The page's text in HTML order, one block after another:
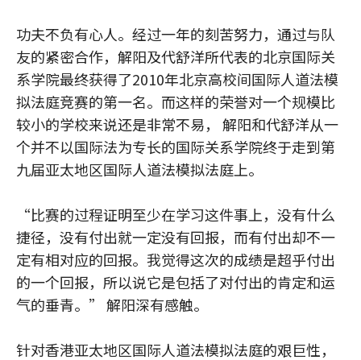
功夫不负有心人。经过一年的刻苦努力，通过与队
友的紧密合作，解阳及代舒洋所代表的北京国际关
系学院最终获得了2010年北京高校间国际人道法模
拟法庭竞赛的第一名。而这样的荣誉对一个规模比
较小的学校来说还是非常不易， 解阳和代舒洋从一
个并不以国际法为专长的国际关系学院终于走到第
九届亚太地区国际人道法模拟法庭上。
“比赛的过程证明至少在学习这件事上，没有什么
捷径，没有付出就一定没有回报，而有付出却不一
定有相对应的回报。我觉得这次的成绩是超乎付出
的一个回报，所以说它是包括了对付出的肯定和运
气的垂青。” 解阳深有感触。
针对香港亚太地区国际人道法模拟法庭的艰巨性，